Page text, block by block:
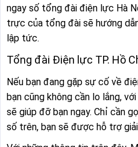
ngay số tổng đài điện lực Hà
trực của tổng đài sẽ hướng
lập tức.
Tổng đài Điện lực TP. Hồ
Nếu bạn đang gặp sự cố về
bạn cũng không cần lo lắng,
sẽ giúp đỡ bạn ngay. Chỉ cần
số trên, bạn sẽ được hỗ trợ